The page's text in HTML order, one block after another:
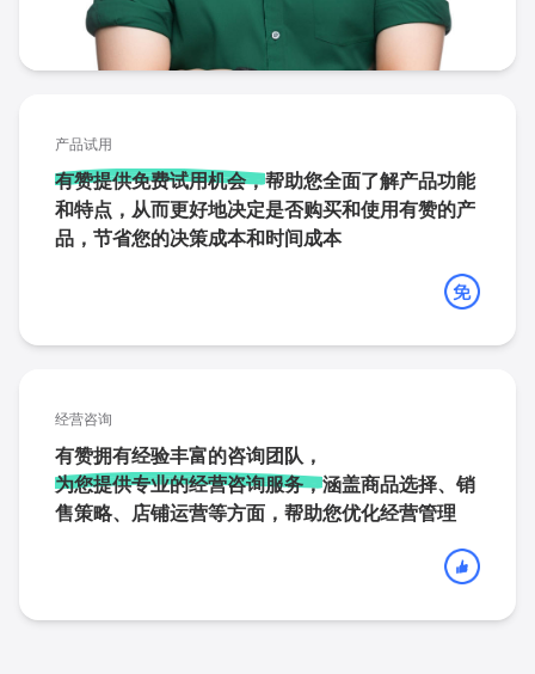
产品试用
有赞提供免费试用机会，帮助您全面了解产品功能
和特点，从而更好地决定是否购买和使用有赞的产
品，节省您的决策成本和时间成本
经营咨询
有赞拥有经验丰富的咨询团队，
为您提供专业的经营咨询服务，涵盖商品选择、销
售策略、店铺运营等方面，帮助您优化经营管理